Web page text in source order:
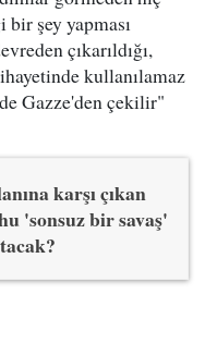
şey yapması
çıkarıldığı,
kullanılamaz
Gazze'den çekilir"
karşı çıkan
'sonsuz bir savaş'